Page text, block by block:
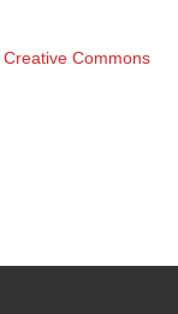
Creative Commons